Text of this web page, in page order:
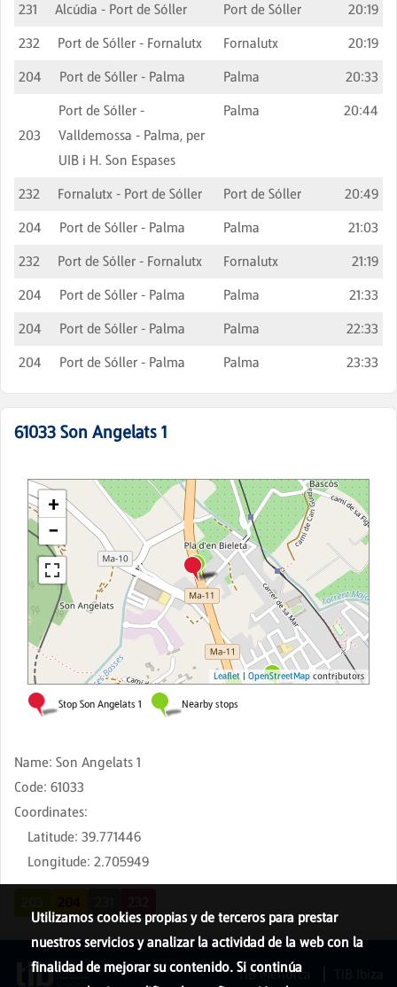
231
Alcúdia - Port de Sóller Port de Sóller
20:19
232
Port de Sóller - Fornalutx Fornalutx
20:19
204
Port de Sóller - Palma Palma 20:33
203
Port de Sóller -
Valldemossa - Palma, per
UIB i H. Son Espases
Palma 20:44
232 Fornalutx - Port de Sóller Port de Sóller
20:49
204
Port de Sóller - Palma Palma
21:03
232
Port de Sóller - Fornalutx Fornalutx
21:19
204
Port de Sóller - Palma Palma
21:33
204
Port de Sóller - Palma Palma
22:33
204
Port de Sóller - Palma Palma 23:33
61033 Son Angelats 1
Name: Son Angelats 1
Code: 61033
Coordinates:
Latitude: 39.771446
Longitude: 2.705949
Utilizamos cookies propias y de terceros para prestar
nuestros servicios y analizar la actividad de la web con la
finalidad de mejorar su contenido. Si continúa
TIB Menorca